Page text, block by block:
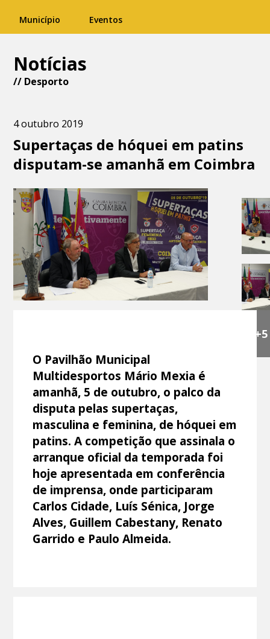
Município Eventos
Notícias
// Desporto
4 outubro 2019
Supertaças de hóquei em patins
disputam-se amanhã em Coimbra
+5
O Pavilhão Municipal
Multidesportos Mário Mexia é
amanhã, 5 de outubro, o palco da
disputa pelas supertaças,
masculina e feminina, de hóquei em
patins. A competição que assinala o
arranque oficial da temporada foi
hoje apresentada em conferência
de imprensa, onde participaram
Carlos Cidade, Luís Sénica, Jorge
Alves, Guillem Cabestany, Renato
Garrido e Paulo Almeida.